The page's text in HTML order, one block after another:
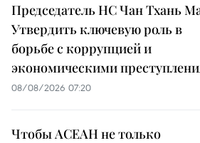
Председатель НС Чан Тхань
Утвердить ключевую роль в
борьбе с коррупцией и
экономическими
08/08/2026 07:20
Чтобы АСЕАН не только